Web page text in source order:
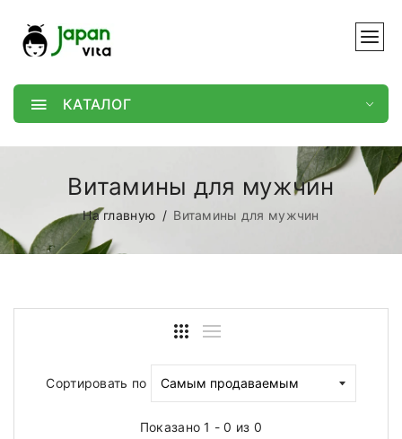
КАТАЛОГ
Витамины для мужчин
На главную Витамины для мужчин
Сортировать по
Показано 1 - 0 из 0